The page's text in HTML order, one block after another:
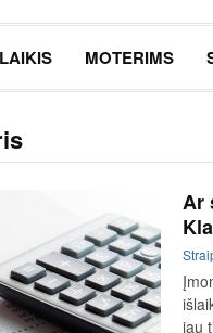
MOTERIMS
Ar
jau